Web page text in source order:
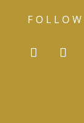
FOLLOW